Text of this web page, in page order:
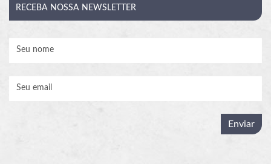
RECEBA NOSSA NEWSLETTER